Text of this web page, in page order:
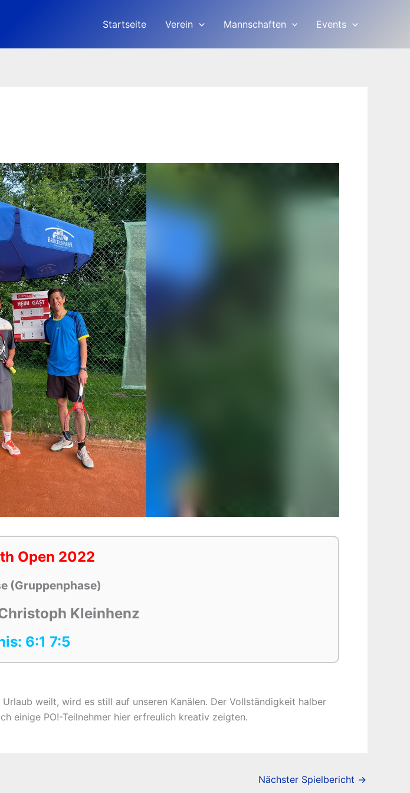
Startseite Verein Mannschaften Events
Open 2022
(Gruppenphase)
Kleinhenz
6:1 7:5
weilt, wird es still auf unseren Kanälen. Der Vollständigkeit halber
einige PO!-Teilnehmer hier erfreulich kreativ zeigten.
Nächster Spielbericht →